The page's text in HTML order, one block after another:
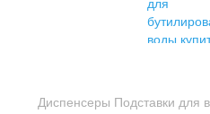
Диспенсеры Подставки для